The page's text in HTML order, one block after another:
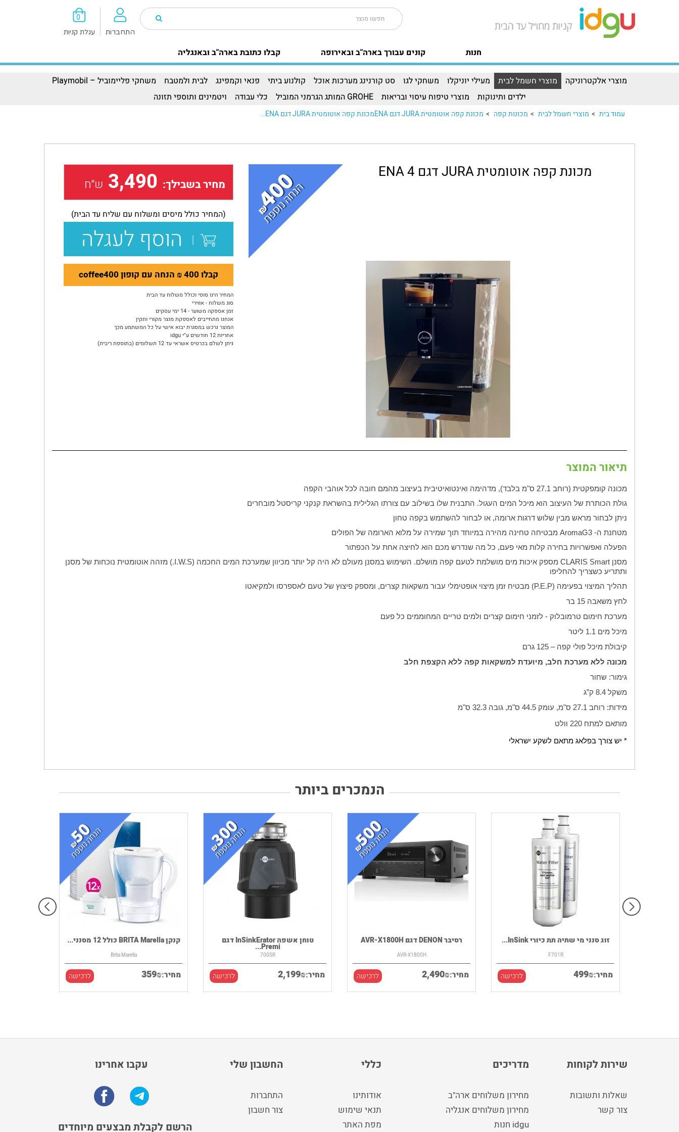
0
עגלת קניות התחברות
קבלו כתובת בארה"ב ובאנגליה קונים עבורך בארה"ב ובאירופה חנות
מוצרי אלקטרוניקה מוצרי חשמל לבית מעילי יוניקלו משחקי לגו סט קורנינג מערכות אוכל קולנוע ביתי פנאי וקמפינג לבית ולמטבח
משחקי פליימוביל – Playmobil
ילדים ותינוקות
מוצרי טיפוח עיסוי ובריאות GROHE המותג הגרמני המוביל כלי עבודה ויטמינים ותוספי תזונה
עמוד בית > מוצרי חשמל לבית > מכונות קפה > מכונת קפה אוטומטית JURA דגם ENAמכונת קפה אוטומטית JURA דגם ENA..
מכונת קפה אוטומטית JURA דגם ENA 4
מחיר בשבילך: 3,490 ש״ח
(המחיר כולל מיסים ומשלוח עם שליח עד הבית)
הוסף לעגלה
קבלו 400 ₪ הנחה עם קופון coffee400
המחיר הינו סופי וכולל משלוח עד הבית
סוג משלוח - אווירי
זמן אספקה משוער - 14 ימי עסקים
אנחנו מתחייבים לאספקת מוצר מקורי ותקין
המוצר נרכש במסגרת יבוא אישי על כל המשתמע מכך
אחריות 12 חודשים ע"י idgu
ניתן לשלם בכרטיס אשראי עד 12 תשלומים (בתוספת ריבית)
תיאור המוצר
מכונה קומפקטית (רוחב 27.1 ס"מ בלבד), מדהימה ואינטואיטיבית בעיצוב מהמם חובה לכל אוהבי הקפה
גולת הכותרת של העיצוב הוא מיכל המים העגול. התבנית שלו בשילוב עם צורתו הגלילית בהשראת קנקני קריסטל מובחרים
ניתן לבחור מראש מבין שלוש דרגות ארומה, או לבחור להשתמש בקפה טחון
מטחנת ה- AromaG3 מבטיחה טחינה מהירה במיוחד תוך שמירה על מלוא הארומה של הפולים
הפעלה ואפשרויות בחירה קלות מאי פעם, כל מה שנדרש מכם הוא לחיצה אחת על הכפתור
מסנן CLARIS Smart מספק איכות מים מושלמת לטעם קפה מושלם. השימוש במסנן מעולם לא היה קל יותר מכיוון שמערכת המים החכמה (I.W.S.) מזהה אוטומטית נוכחות של מסנן
ותתריע כשצריך להחליפו
תהליך המיצוי בפעימה (P.E.P) מבטיח זמן מיצוי אופטימלי עבור משקאות קצרים, ומספק פיצוץ של טעם לאספרסו ולמקיאטו
לחץ משאבה 15 בר
מערכת חימום טרמובלוק - לזמני חימום קצרים ולמים טריים המחוממים כל פעם
מיכל מים 1.1 ליטר
קיבולת מיכל פולי קפה – 125 גרם
מכונה ללא מערכת חלב, מיועדת למשקאות קפה ללא הקצפת חלב
גימור: שחור
משקל 8.4 ק”ג
מידות: רוחב 27.1 ס"מ, עומק 44.5 ס"מ, גובה 32.3 ס"מ
מותאם למתח 220 וולט
* יש צורך בפלאג מתאם לשקע ישראלי
הנמכרים ביותר
קנקן BRITA Marella כולל 12 מסנני...
Brita Marella
מחיר: 359₪ לרכישה
טוחן אשפה InSinkErator דגם
Premi...
700SR
מחיר: 2,199₪ לרכישה
רסיבר DENON דגם AVR-X1800H
AVR-X1800H
מחיר: 2,490₪ לרכישה
זוג סנני מי שתיה תת כיורי InSink...
F701R
מחיר: 499₪ לרכישה
עקבו אחרינו
הרשם לקבלת מבצעים מיוחדים
החשבון שלי
התחברות
צור חשבון
כללי
אודותינו
תנאי שימוש
מפת האתר
מדריכים
מחירון משלוחים ארה"ב
מחירון משלוחים אנגליה
idgu חנות
שירות לקוחות
שאלות ותשובות
צור קשר